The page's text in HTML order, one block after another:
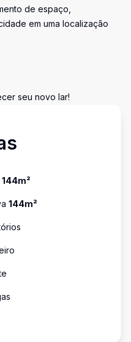
de espaço,
em uma localização
seu novo lar!
144m²
144m²
s
s